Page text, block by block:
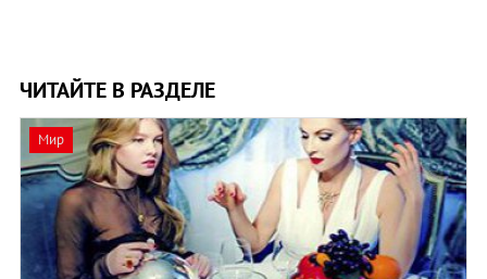
ЧИТАЙТЕ В РАЗДЕЛЕ
Мир